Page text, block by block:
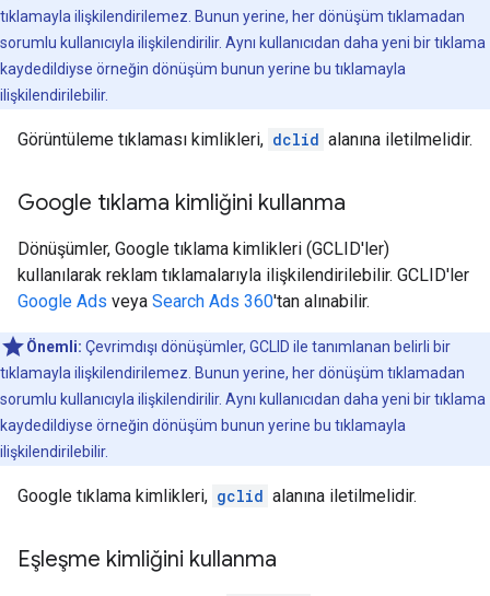
tıklamayla ilişkilendirilemez. Bunun yerine, her dönüşüm tıklamadan
sorumlu kullanıcıyla ilişkilendirilir. Aynı kullanıcıdan daha yeni bir tıklama
kaydedildiyse örneğin dönüşüm bunun yerine bu tıklamayla
ilişkilendirilebilir.
Görüntüleme tıklaması kimlikleri, dclid alanına iletilmelidir.
Google tıklama kimliğini kullanma
Dönüşümler, Google tıklama kimlikleri (GCLID'ler)
kullanılarak reklam tıklamalarıyla ilişkilendirilebilir. GCLID'ler
Google Ads veya Search Ads 360'tan alınabilir.
Önemli: Çevrimdışı dönüşümler, GCLID ile tanımlanan belirli bir
tıklamayla ilişkilendirilemez. Bunun yerine, her dönüşüm tıklamadan
sorumlu kullanıcıyla ilişkilendirilir. Aynı kullanıcıdan daha yeni bir tıklama
kaydedildiyse örneğin dönüşüm bunun yerine bu tıklamayla
ilişkilendirilebilir.
Google tıklama kimlikleri, gclid alanına iletilmelidir.
Eşleşme kimliğini kullanma